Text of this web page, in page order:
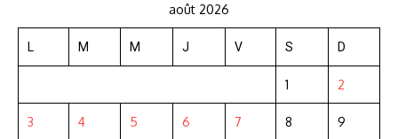
août 2026
L M M J V S D
1 2
3 4 5 6 7 8 9